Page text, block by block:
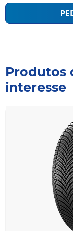
Produtos
interesse